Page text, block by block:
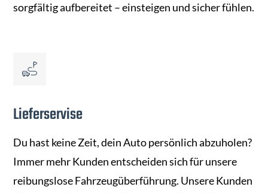
sorgfältig aufbereitet – einsteigen und sicher fühlen.
Lieferservise
Du hast keine Zeit, dein Auto persönlich abzuholen?
Immer mehr Kunden entscheiden sich für unsere
reibungslose Fahrzeugüberführung. Unsere Kunden